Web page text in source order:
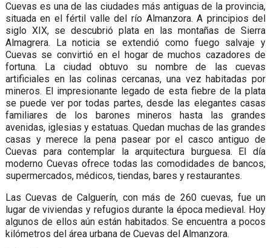
Cuevas es una de las ciudades más antiguas de la provincia,
situada en el fértil valle del río Almanzora. A principios del
siglo XIX, se descubrió plata en las montañas de Sierra
Almagrera. La noticia se extendió como fuego salvaje y
Cuevas se convirtió en el hogar de muchos cazadores de
fortuna. La ciudad obtuvo su nombre de las cuevas
artificiales en las colinas cercanas, una vez habitadas por
mineros. El impresionante legado de esta fiebre de la plata
se puede ver por todas partes, desde las elegantes casas
familiares de los barones mineros hasta las grandes
avenidas, iglesias y estatuas. Quedan muchas de las grandes
casas y merece la pena pasear por el casco antiguo de
Cuevas para contemplar la arquitectura burguesa. El día
moderno Cuevas ofrece todas las comodidades de bancos,
supermercados, médicos, tiendas, bares y restaurantes.
Las Cuevas de Calguerín, con más de 260 cuevas, fue un
lugar de viviendas y refugios durante la época medieval. Hoy
algunos de ellos aún están habitados. Se encuentra a pocos
kilómetros del área urbana de Cuevas del Almanzora.